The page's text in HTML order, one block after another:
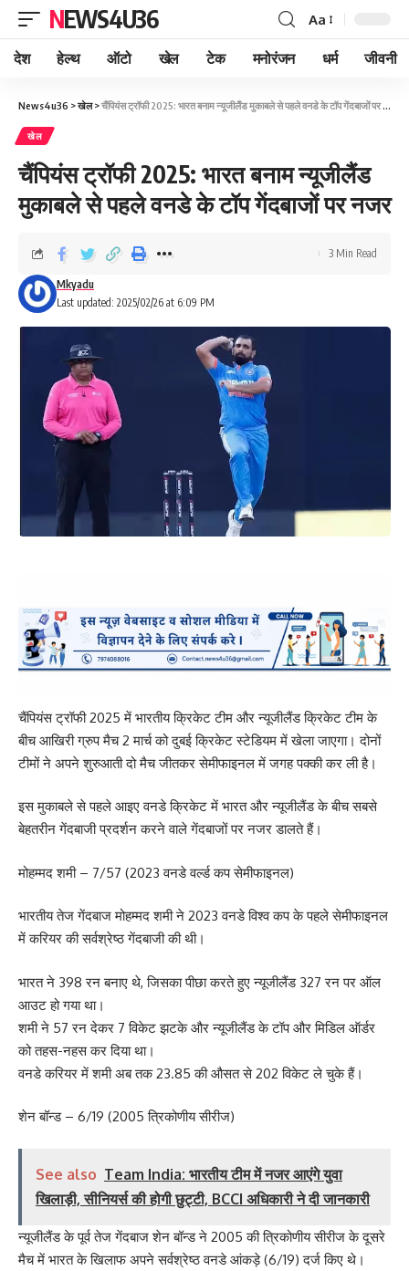
NEWS4U36 Aa
देश हेल्थ ऑटो खेल टेक मनोरंजन धर्म जीवनी
News4u36 >खेल>चैंपियंस ट्रॉफी 2025: भारत बनाम न्यूजीलैंड मुकाबले से पहले वनडे के टॉप गेंदबाजों पर नजर
खेल
चैंपियंस ट्रॉफी 2025: भारत बनाम न्यूजीलैंड
मुकाबले से पहले वनडे के टॉप गेंदबाजों पर नजर
Last updated: 2025/02/26 at 6:09 PM
Mkyadu
3 Min Read
चैंपियंस ट्रॉफी 2025 में भारतीय क्रिकेट टीम और न्यूजीलैंड क्रिकेट टीम के
बीच आखिरी ग्रुप मैच 2 मार्च को दुबई क्रिकेट स्टेडियम में खेला जाएगा। दोनों
टीमों ने अपने शुरुआती दो मैच जीतकर सेमीफाइनल में जगह पक्की कर ली है।
इस मुकाबले से पहले आइए वनडे क्रिकेट में भारत और न्यूजीलैंड के बीच सबसे
बेहतरीन गेंदबाजी प्रदर्शन करने वाले गेंदबाजों पर नजर डालते हैं।
मोहम्मद शमी – 7/57 (2023 वनडे वर्ल्ड कप सेमीफाइनल)
भारतीय तेज गेंदबाज मोहम्मद शमी ने 2023 वनडे विश्व कप के पहले सेमीफाइनल
में करियर की सर्वश्रेष्ठ गेंदबाजी की थी।
भारत ने 398 रन बनाए थे, जिसका पीछा करते हुए न्यूजीलैंड 327 रन पर ऑल
आउट हो गया था।
शमी ने 57 रन देकर 7 विकेट झटके और न्यूजीलैंड के टॉप और मिडिल ऑर्डर
को तहस-नहस कर दिया था।
वनडे करियर में शमी अब तक 23.85 की औसत से 202 विकेट ले चुके हैं।
शेन बॉन्ड – 6/19 (2005 त्रिकोणीय सीरीज)
See also Team India: भारतीय टीम में नजर आएंगे युवा
खिलाड़ी, सीनियर्स की होगी छुट्टी, BCCI अधिकारी ने दी जानकारी
न्यूजीलैंड के पूर्व तेज गेंदबाज शेन बॉन्ड ने 2005 की त्रिकोणीय सीरीज के दूसरे
मैच में भारत के खिलाफ अपने सर्वश्रेष्ठ वनडे आंकड़े (6/19) दर्ज किए थे।